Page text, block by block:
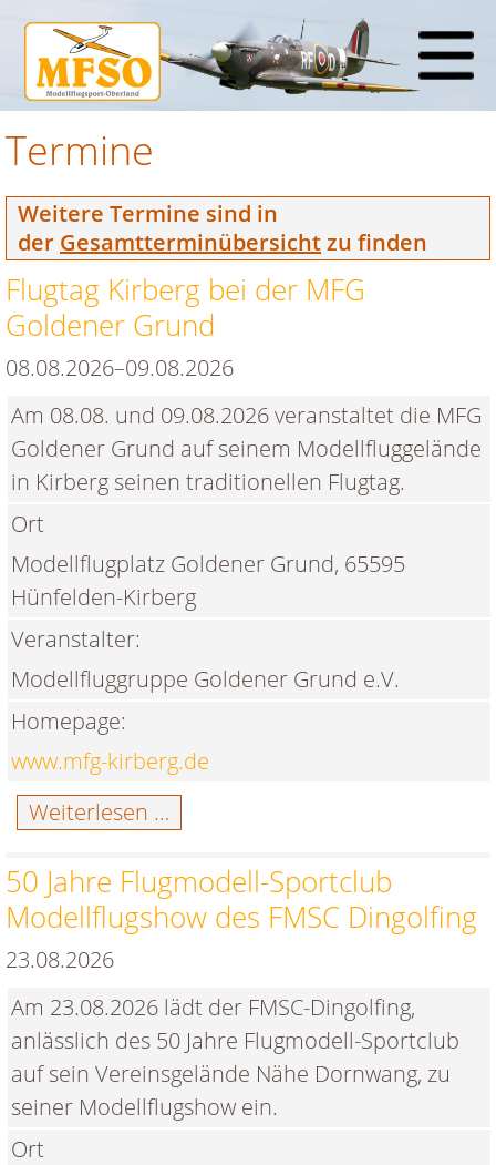
Termine
Weitere Termine sind in
der Gesamtterminübersichtzu finden
Flugtag Kirberg bei der MFG
Goldener Grund
08.08.2026–09.08.2026
Am 08.08. und 09.08.2026 veranstaltet die MFG
Goldener Grund auf seinem Modellfluggelände
in Kirberg seinen traditionellen Flugtag.
Ort
Modellflugplatz Goldener Grund, 65595
Hünfelden-Kirberg
Veranstalter:
Modellfluggruppe Goldener Grund e.V.
Homepage:
www.mfg-kirberg.de
Weiterlesen …
Kirberg
der
MFG
50 Jahre Flugmodell-Sportclub
Modellflugshow des FMSC Dingolfing
23.08.2026
Am 23.08.2026 lädt der FMSC-Dingolfing,
anlässlich des 50 Jahre Flugmodell-Sportclub
auf sein Vereinsgelände Nähe Dornwang, zu
seiner Modellflugshow ein.
Ort